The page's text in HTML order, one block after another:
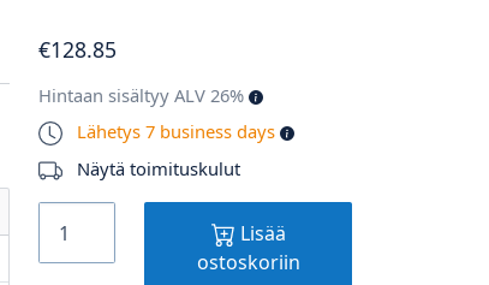
€128.85
Hintaan sisältyy ALV 26%
Lähetys 7 business days
Näytä toimituskulut
Lisää
ostoskoriin